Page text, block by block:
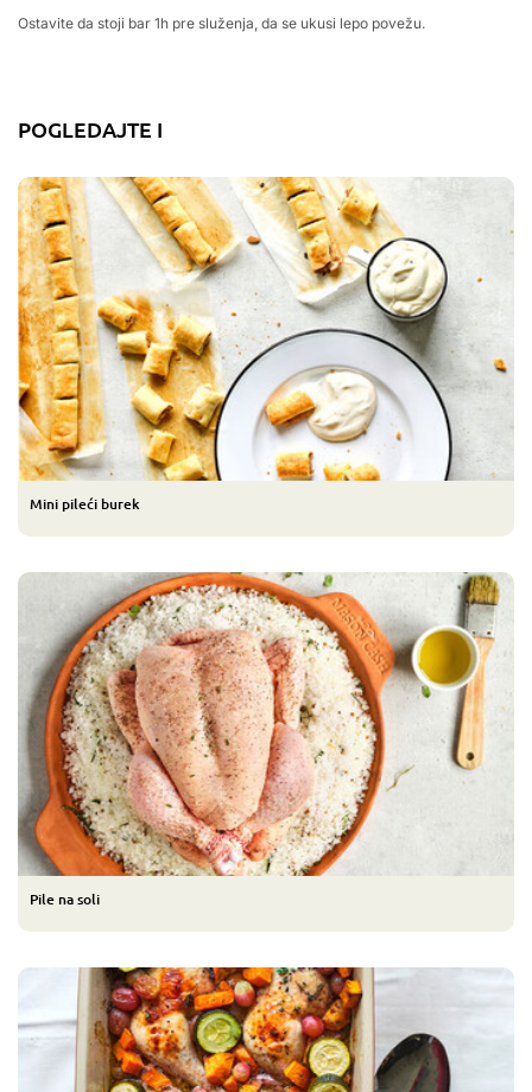
Ostavite da stoji bar 1h pre služenja, da se ukusi lepo povežu.
POGLEDAJTE I
Mini pileći burek
Pile na soli